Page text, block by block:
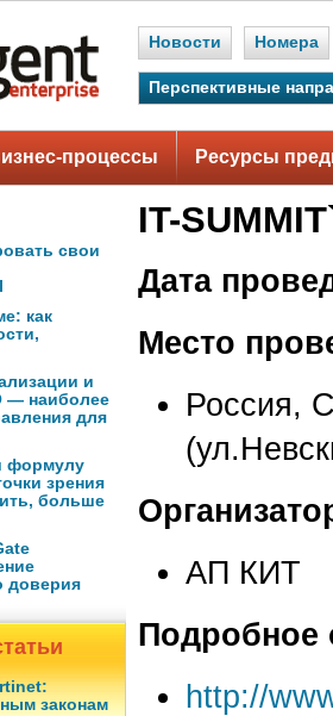
Новости Номера
Перспективные
процессы Ресурсы
свои
как
и
— наиболее
для
формулу
зрения
больше
доверия
законам
IT-
Дата
Место
Россия,
АП КИТ
Подробное
http://